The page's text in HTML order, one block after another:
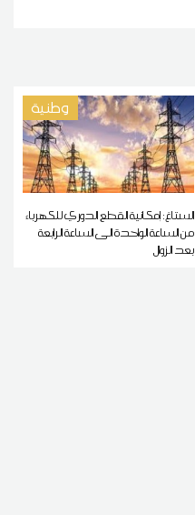
وطنية
الستاغ: إمكانية القطع الدوري للكهرباء
من الساعة الواحدة الى الساعة الرابعة
بعد الزوال